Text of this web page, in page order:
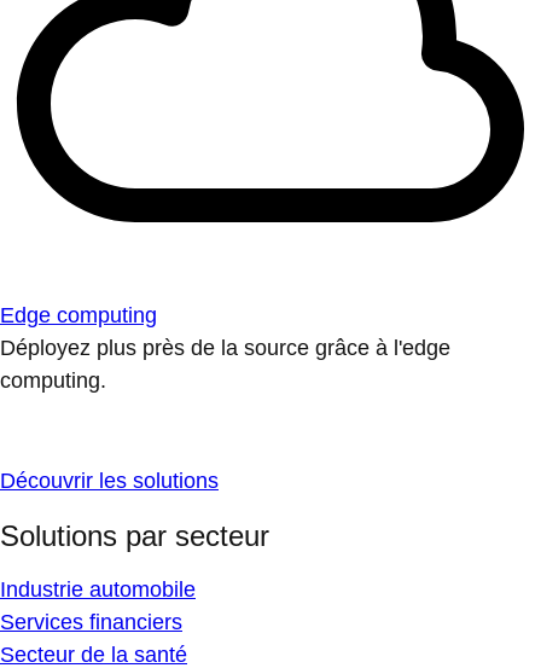
Edge computing
Déployez plus près de la source grâce à l'edge
computing.
Découvrir les solutions
Solutions par secteur
Industrie automobile
Services financiers
Secteur de la santé